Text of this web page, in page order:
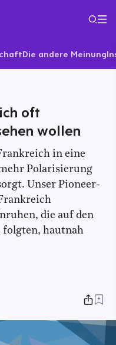
Die andere Meinung
oft
wollen
in eine
Polarisierung
Unser Pioneer-
die auf den
folgten, hautnah